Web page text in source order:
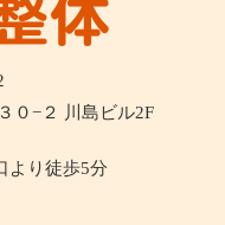
０−２ 川島ビル2F
より徒歩5分